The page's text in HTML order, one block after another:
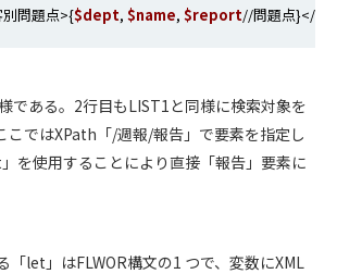
別問題点>{$dept, $name, $report
である。2行目もLIST1と同様に検索対象を
こではXPath「/週報/報告」で要素を指定し
を使用することにより直接「報告」要素に
「let」はFLWOR構文の1 つで、変数にXML